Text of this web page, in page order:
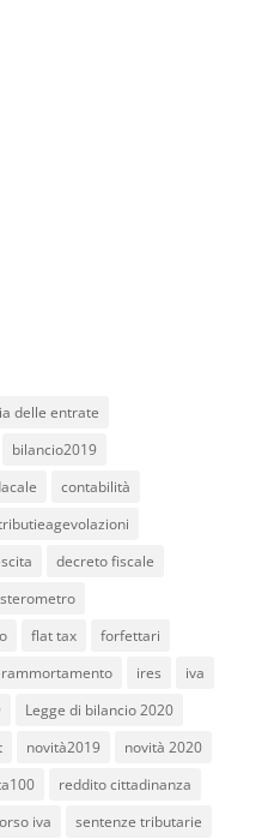
delle entrate
bilancio2019
contabilità
decreto fiscale
flat tax
forfettari
ires
iva
Legge di bilancio 2020
novità2019
novità 2020
reddito cittadinanza
iva sentenze tributarie